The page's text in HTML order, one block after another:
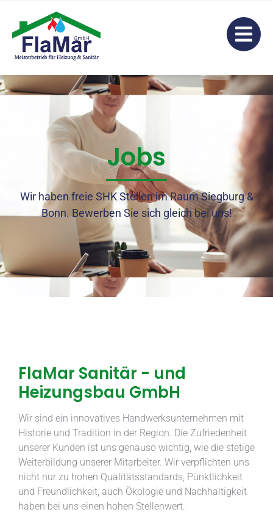
Jobs
Wir haben freie SHK Stellen im Raum Siegburg &
Bonn. Bewerben Sie sich gleich bei uns!
FlaMar Sanitär - und
Heizungsbau GmbH
Wir sind ein innovatives Handwerksunternehmen mit
Historie und Tradition in der Region. Die Zufriedenheit
unserer Kunden ist uns genauso wichtig, wie die stetige
Weiterbildung unserer Mitarbeiter. Wir verpflichten uns
nicht nur zu hohen Qualitätsstandards, Pünktlichkeit
und Freundlichkeit, auch Ökologie und Nachhaltigkeit
haben bei uns einen hohen Stellenwert.